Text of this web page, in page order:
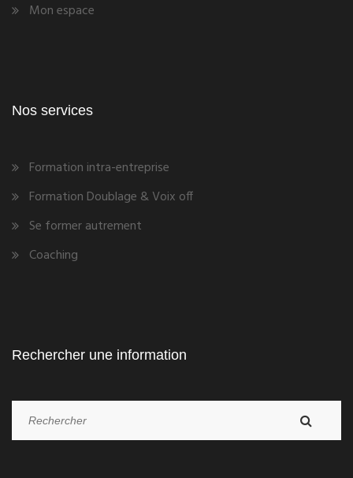
Mon espace
Nos services
Formation intra-entreprise
Formation Doublage & Voix off
Se former autrement
Coaching
Rechercher une information